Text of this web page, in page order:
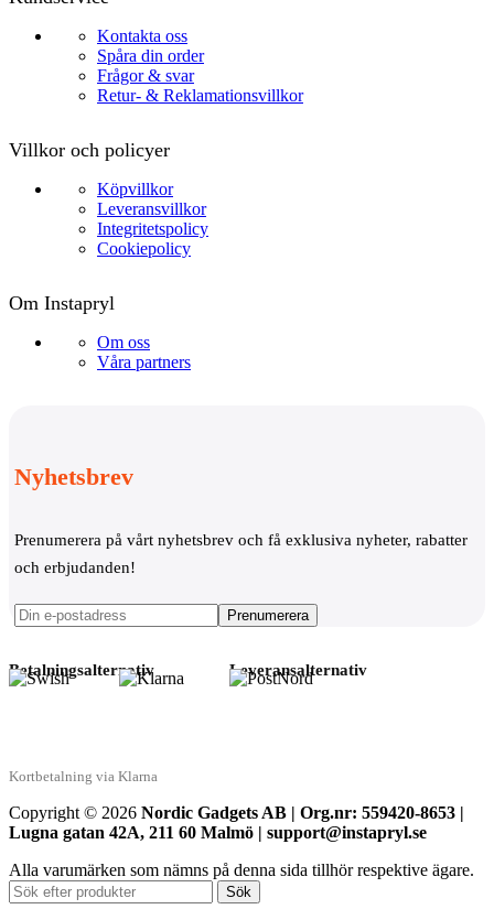
Kontakta oss
Spåra din order
Frågor & svar
Retur- & Reklamationsvillkor
Villkor och policyer
Köpvillkor
Leveransvillkor
Integritetspolicy
Cookiepolicy
Om Instapryl
Om oss
Våra partners
Nyhetsbrev
Prenumerera på vårt nyhetsbrev och få exklusiva nyheter, rabatter
och erbjudanden!
Betalningsalternativ
Kortbetalning via Klarna
Leveransalternativ
Copyright © 2026 Nordic Gadgets AB | Org.nr: 559420-8653 |
Lugna gatan 42A, 211 60 Malmö | support@instapryl.se
Alla varumärken som nämns på denna sida tillhör respektive ägare.
Sök